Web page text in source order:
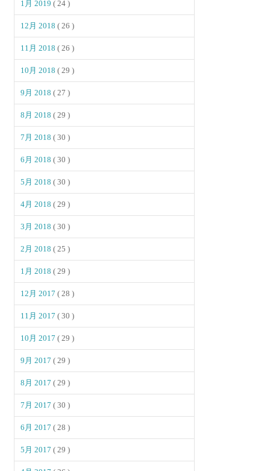
1月 2019( 24 )
12月 2018( 26 )
11月 2018( 26 )
10月 2018( 29 )
9月 2018( 27 )
8月 2018( 29 )
7月 2018( 30 )
6月 2018( 30 )
5月 2018( 30 )
4月 2018( 29 )
3月 2018( 30 )
2月 2018( 25 )
1月 2018( 29 )
12月 2017( 28 )
11月 2017( 30 )
10月 2017( 29 )
9月 2017( 29 )
8月 2017( 29 )
7月 2017( 30 )
6月 2017( 28 )
5月 2017( 29 )